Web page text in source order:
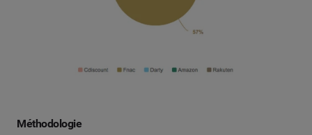
Méthodologie